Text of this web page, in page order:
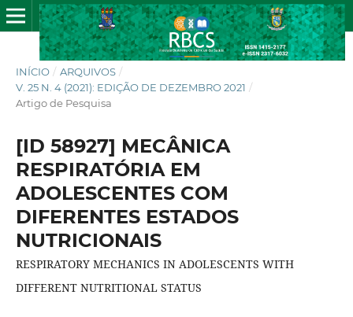
INÍCIO / ARQUIVOS /
V. 25 N. 4 (2021): EDIÇÃO DE DEZEMBRO 2021 /
Artigo de Pesquisa
[ID 58927] MECÂNICA
RESPIRATÓRIA EM
ADOLESCENTES COM
DIFERENTES ESTADOS
NUTRICIONAIS
RESPIRATORY MECHANICS IN ADOLESCENTS WITH
DIFFERENT NUTRITIONAL STATUS